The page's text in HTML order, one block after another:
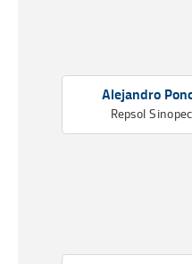
Alejandro
Repsol Sinopec